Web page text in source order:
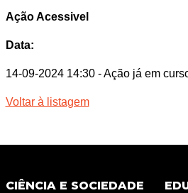
Ação Acessivel
Data:
14-09-2024 14:30 - Ação já em
Voltar à listagem
CIÊNCIA E SOCIEDADE